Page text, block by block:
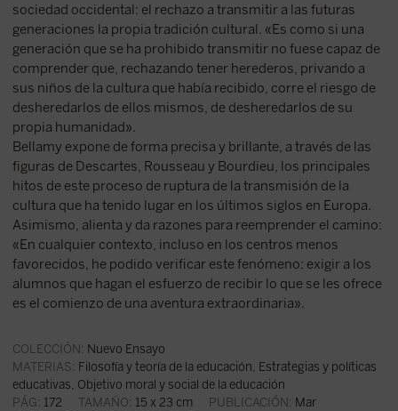
sociedad occidental: el rechazo a transmitir a las futuras
generaciones la propia tradición cultural. «Es como si una
generación que se ha prohibido transmitir no fuese capaz de
comprender que, rechazando tener herederos, privando a
sus niños de la cultura que había recibido, corre el riesgo de
desheredarlos de ellos mismos, de desheredarlos de su
propia humanidad».
Bellamy expone de forma precisa y brillante, a través de las
figuras de Descartes, Rousseau y Bourdieu, los principales
hitos de este proceso de ruptura de la transmisión de la
cultura que ha tenido lugar en los últimos siglos en Europa.
Asimismo, alienta y da razones para reemprender el camino:
«En cualquier contexto, incluso en los centros menos
favorecidos, he podido verificar este fenómeno: exigir a los
alumnos que hagan el esfuerzo de recibir lo que se les ofrece
es el comienzo de una aventura extraordinaria».
COLECCIÓN: Nuevo Ensayo
MATERIAS: Filosofía y teoría de la educación, Estrategias y políticas
educativas, Objetivo moral y social de la educación
PÁG: 172 TAMAÑO: 15 x 23 cm PUBLICACIÓN: Mar